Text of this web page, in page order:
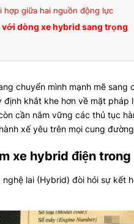
hợp giữa hai nguồn động lực
dòng xe hybrid sang trọng
chuyển mình mạnh mẽ
khắt khe hơn về mặt pháp
cần nắm vững các thủ tục
xế yêu trên mọi cung
xe hybrid điện
lai (Hybrid) đòi hỏi sự